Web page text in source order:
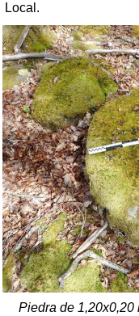
Local.
Piedra de 1,20x0,20